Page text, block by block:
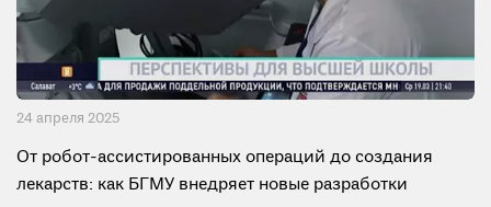
24 апреля 2025
От робот-ассистированных операций до создания
лекарств: как БГМУ внедряет новые разработки